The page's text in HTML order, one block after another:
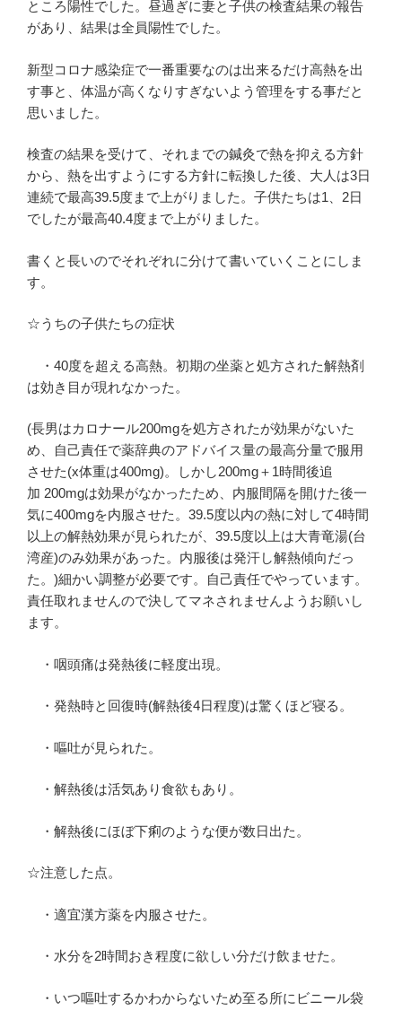
ところ陽性でした。昼過ぎに妻と子供の検査結果の報告
があり、結果は全員陽性でした。
新型コロナ感染症で一番重要なのは出来るだけ高熱を出
す事と、体温が高くなりすぎないよう管理をする事だと
思いました。
検査の結果を受けて、それまでの鍼灸で熱を抑える方針
から、熱を出すようにする方針に転換した後、大人は3日
連続で最高39.5度まで上がりました。子供たちは1、2日
でしたが最高40.4度まで上がりました。
書くと長いのでそれぞれに分けて書いていくことにしま
す。
☆うちの子供たちの症状
・40度を超える高熱。初期の坐薬と処方された解熱剤
は効き目が現れなかった。
(長男はカロナール200mgを処方されたが効果がないた
め、自己責任で薬辞典のアドバイス量の最高分量で服用
させた(x体重は400mg)。しかし200mg＋1時間後追
加 200mgは効果がなかったため、内服間隔を開けた後一
気に400mgを内服させた。39.5度以内の熱に対して4時間
以上の解熱効果が見られたが、39.5度以上は大青竜湯(台
湾産)のみ効果があった。内服後は発汗し解熱傾向だっ
た。)細かい調整が必要です。自己責任でやっています。
責任取れませんので決してマネされませんようお願いし
ます。
・咽頭痛は発熱後に軽度出現。
・発熱時と回復時(解熱後4日程度)は驚くほど寝る。
・嘔吐が見られた。
・解熱後は活気あり食欲もあり。
・解熱後にほぼ下痢のような便が数日出た。
☆注意した点。
・適宜漢方薬を内服させた。
・水分を2時間おき程度に欲しい分だけ飲ませた。
・いつ嘔吐するかわからないため至る所にビニール袋